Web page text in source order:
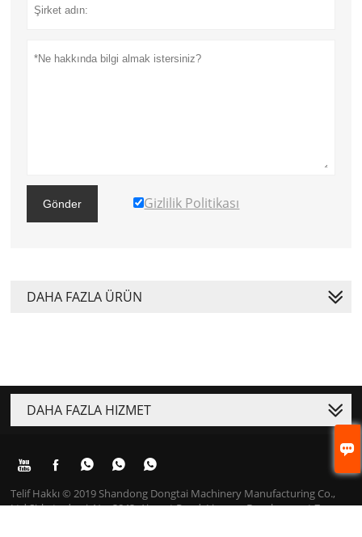

Gönder Gizlilik Politikası
DAHA FAZLA ÜRÜN
DAHA FAZLA HIZMET
    
Telif Hakkı © 2019 Shandong Dongtai Machinery Manufacturing Co.,
Ltd.Şirket adresi: No. 3843, Airport Road, Lingang Development Zone,